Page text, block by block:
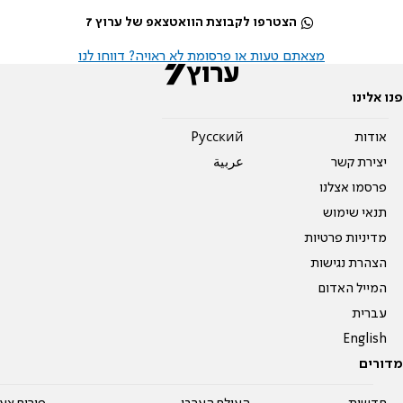
הצטרפו לקבוצת הוואטצאפ של ערוץ 7
מצאתם טעות או פרסומת לא ראויה? דווחו לנו
פנו אלינו
אודות
יצירת קשר
פרסמו אצלנו
תנאי שימוש
מדיניות פרטיות
הצהרת נגישות
המייל האדום
עברית
English
Pусский
عربية
מדורים